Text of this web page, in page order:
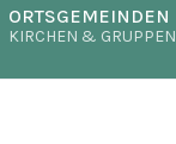
ORTSGEMEINDEN
KIRCHEN & GRUPPEN